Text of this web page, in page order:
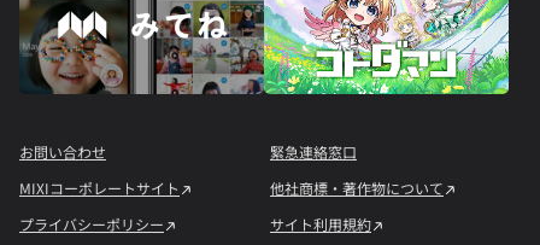
お問い合わせ
緊急連絡窓口
MIXIコーポレートサイト
他社商標・著作物について
プライバシーポリシー
サイト利用規約